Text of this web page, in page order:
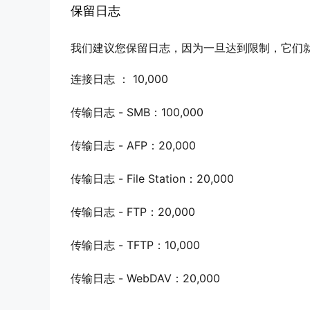
保留日志
我们建议您保留日志，因为一旦达到限制，它们
连接日志 ： 10,000
传输日志 - SMB：100,000
传输日志 - AFP：20,000
传输日志 - File Station：20,000
传输日志 - FTP：20,000
传输日志 - TFTP：10,000
传输日志 - WebDAV：20,000